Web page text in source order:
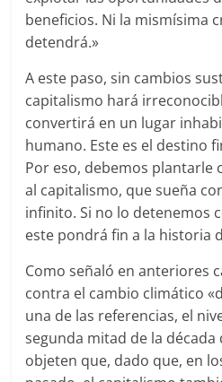
beneficios. Ni la mismísima
detendrá.»
A este paso, sin cambios
capitalismo hará
convertirá en un lugar
humano. Este es el destino
Por eso, debemos plantarle
al capitalismo, que sueña
infinito. Si no lo detenemos
este pondrá fin a la historia
Como señaló en anteriores
contra el cambio climático
una de las referencias, el
segunda mitad de la década
objeten que, dado que, en